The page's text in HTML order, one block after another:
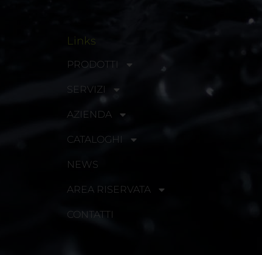
Links
PRODOTTI
SERVIZI
AZIENDA
CATALOGHI
NEWS
AREA RISERVATA
CONTATTI